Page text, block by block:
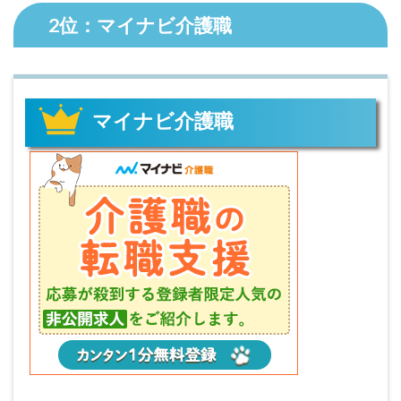
2位：マイナビ介護職
マイナビ介護職